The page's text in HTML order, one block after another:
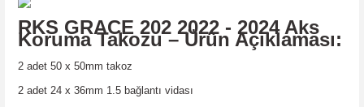
RKS GRACE 202 2022 - 2024 Aks
Koruma Takozu – Ürün Açıklaması:
2 adet 50 x 50mm takoz
2 adet 24 x 36mm 1.5 bağlantı vidası